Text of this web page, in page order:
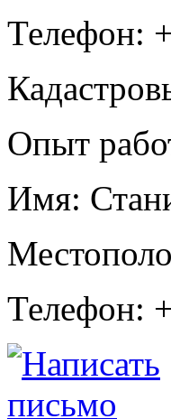
Телефон:
Опыт
Имя:
Телефон: